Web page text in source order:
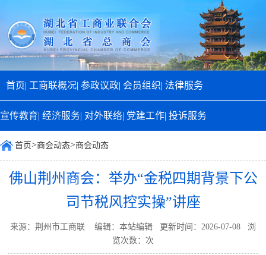
首页| 工商联概况| 参政议政| 会员组织| 法律服务
宣传教育| 经济服务| 对外联络| 党建工作| 投诉服务
首页>商会动态>商会动态
佛山荆州商会：举办“金税四期背景下公
司节税风控实操”讲座
来源：荆州市工商联 编辑：本站编辑 更新时间：2026-07-08 浏
览次数： 次